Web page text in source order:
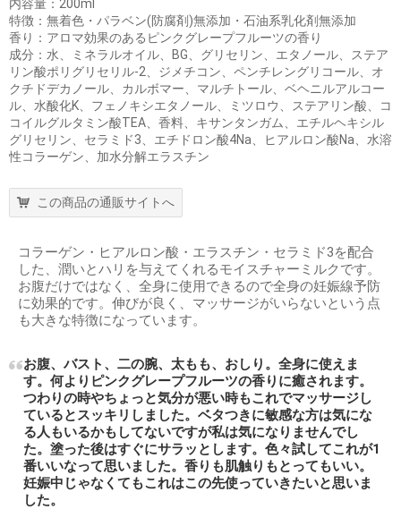
内容量：200ml
特徴：無着色・パラベン(防腐剤)無添加・石油系乳化剤無添加
香り：アロマ効果のあるピンクグレープフルーツの香り
成分：水、ミネラルオイル、BG、グリセリン、エタノール、ステア
リン酸ポリグリセリル-2、ジメチコン、ペンチレングリコール、オ
クチドデカノール、カルボマー、マルチトール、ベヘニルアルコー
ル、水酸化K、フェノキシエタノール、ミツロウ、ステアリン酸、コ
コイルグルタミン酸TEA、香料、キサンタンガム、エチルヘキシル
グリセリン、セラミド3、エチドロン酸4Na、ヒアルロン酸Na、水溶
性コラーゲン、加水分解エラスチン
この商品の通販サイトへ
コラーゲン・ヒアルロン酸・エラスチン・セラミド3を配合
した、潤いとハリを与えてくれるモイスチャーミルクです。
お腹だけではなく、全身に使用できるので全身の妊娠線予防
に効果的です。伸びが良く、マッサージがいらないという点
も大きな特徴になっています。
お腹、バスト、二の腕、太もも、おしり。全身に使えま
す。何よりピンクグレープフルーツの香りに癒されます。
つわりの時やちょっと気分が悪い時もこれでマッサージし
ているとスッキリしました。ベタつきに敏感な方は気にな
る人もいるかもしてないですが私は気になりませんでし
た。塗った後はすぐにサラッとします。色々試してこれが1
番いいなって思いました。香りも肌触りもとってもいい。
妊娠中じゃなくてもこれはこの先使っていきたいと思いま
した。